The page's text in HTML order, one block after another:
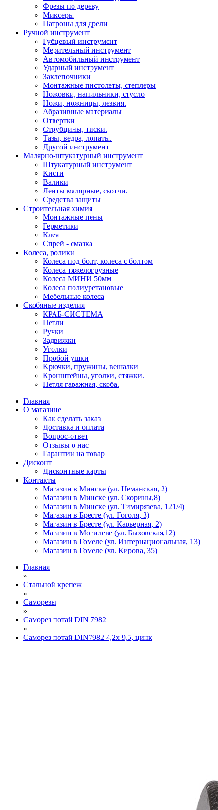
Фрезы по дереву
Миксеры
Патроны для дрели
Ручной инструмент
Губцевый инструмент
Мерительный инструмент
Автомобильный инструмент
Ударный инструмент
Заклепочники
Монтажные пистолеты, степлеры
Ножовки, напильники, стусло
Ножи, ножницы, лезвия.
Абразивные материалы
Отвертки
Cтрубцины, тиски.
Тазы, ведра, лопаты.
Другой инструмент
Малярно-штукатурный инструмент
Штукатурный инструмент
Кисти
Валики
Ленты малярные, скотчи.
Средства защиты
Строительная химия
Монтажные пены
Герметики
Клея
Спрей - смазка
Колеса, ролики
Колеса под болт, колеса с болтом
Колеса тяжелогрузные
Колеса МИНИ 50мм
Колеса полиуретановые
Мебельные колеса
Скобяные изделия
КРАБ-СИСТЕМА
Петли
Ручки
Задвижки
Уголки
Пробой ушки
Kрючки, пружины, вешалки
Кронштейны, уголки, стяжки.
Петля гаражная, скоба.
Главная
О магазине
Как сделать заказ
Доставка и оплата
Вопрос-ответ
Отзывы о нас
Гарантии на товар
Дисконт
Дисконтные карты
Контакты
Магазин в Минске (ул. Неманская, 2)
Магазин в Минске (ул. Скорины,8)
Магазин в Минске (ул. Тимирязева, 121/4)
Магазин в Бресте (ул. Гоголя, 3)
Магазин в Бресте (ул. Карьерная, 2)
Магазин в Могилеве (ул. Быховская,12)
Магазин в Гомеле (ул. Интернациональная, 13)
Магазин в Гомеле (ул. Кирова, 35)
Главная
»
Стальной крепеж
»
Саморезы
»
Саморез потай DIN 7982
»
Саморез потай DIN7982 4,2х 9,5, цинк